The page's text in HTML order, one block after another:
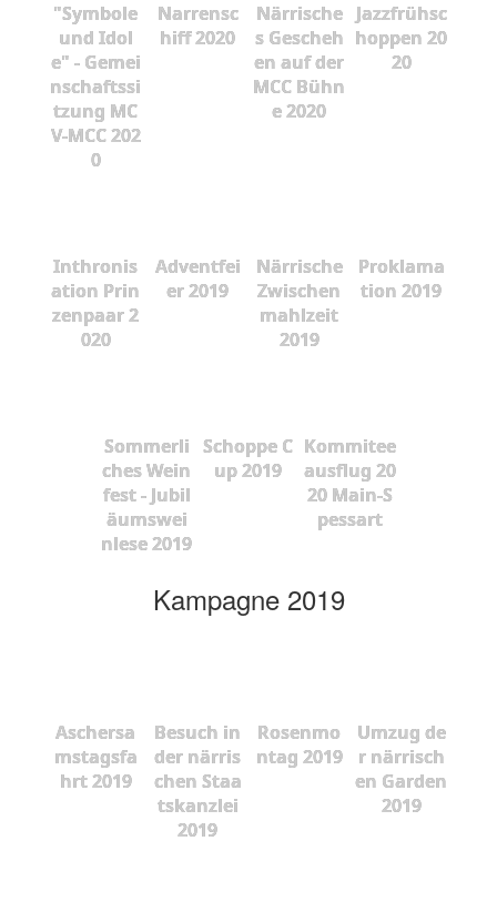
"Symbole
und Idol
e" - Gemei
nschaftssi
tzung MC
V-MCC 202
0
Narrensc
hiff 2020
Närrische
s Gescheh
en auf der
MCC Bühn
e 2020
Jazzfrühsc
hoppen 20
20
Inthronis
ation Prin
zenpaar 2
020
Adventfei
er 2019
Närrische
Zwischen
mahlzeit
2019
Proklama
tion 2019
Sommerli
ches Wein
fest - Jubil
äumswei
nlese 2019
Schoppe C
up 2019
Kommitee
ausflug 20
20 Main-S
pessart
Kampagne 2019
Aschersa
mstagsfa
hrt 2019
Besuch in
der närris
chen Staa
tskanzlei
2019
Rosenmo
ntag 2019
Umzug de
r närrisch
en Garden
2019